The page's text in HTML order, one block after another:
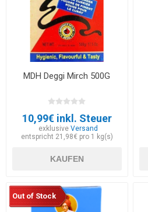
MDH Deggi Mirch 500G
10,99€ inkl. Steuer
exklusiveVersand
entspricht 21,98€ pro 1 kg(s)
KAUFEN
Out of Stock